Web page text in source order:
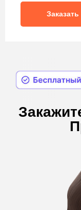
Заказать
Наша компания
рынке по работе
бесплатный замер,
доставка заказов
покраска
качественное